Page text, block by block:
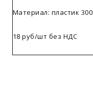
Материал: пластик
18 руб/шт без НДС